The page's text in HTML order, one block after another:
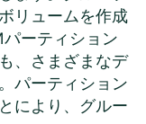
リュームを作成
ーティション
、さまざまなデ
パーティション
により、グルー